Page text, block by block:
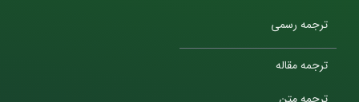
ترجمه رسمی
ترجمه مقاله